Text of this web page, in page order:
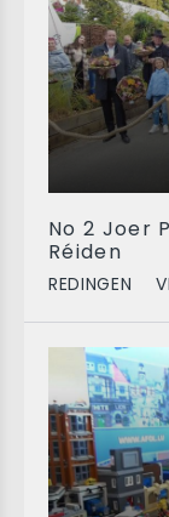
No 2 Joer
Réiden
REDINGEN